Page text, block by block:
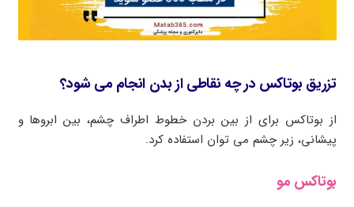
تزریق بوتاکس در چه نقاطی از بدن انجام می شود؟
از بوتاکس برای از بین بردن خطوط اطراف چشم، بین ابروها و
پیشانی، زیر چشم می توان استفاده کرد.
بوتاکس مو